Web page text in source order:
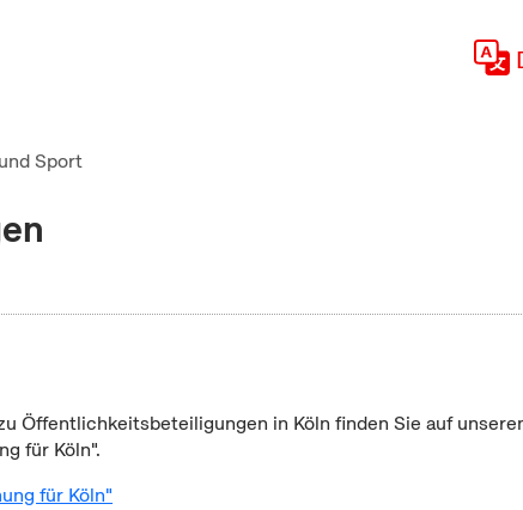
Sport
Öffentlichkeitsbeteiligungen in Köln finden Sie auf
für Köln".
für Köln"